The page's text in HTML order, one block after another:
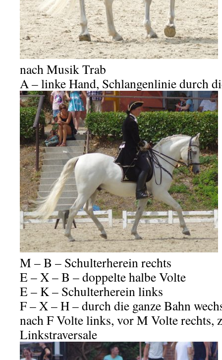
nach Musik Trab
A – linke Hand, Schlangenlinie durch
M – B – Schulterherein rechts
E – X – B – doppelte halbe Volte
E – K – Schulterherein links
F – X – H – durch die ganze Bahn
nach F Volte links, vor M Volte rechts,
Linkstraversale